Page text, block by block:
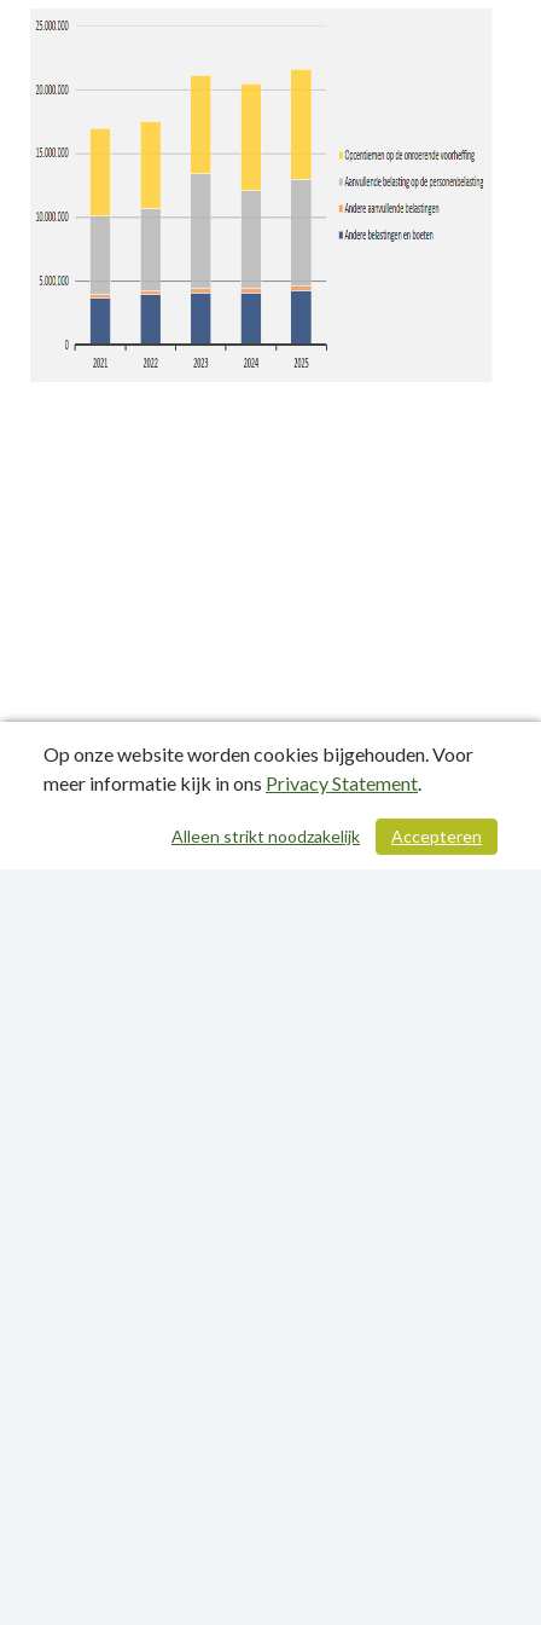
/ 315
Op onze website worden cookies bijgehouden. Voor
meer informatie kijk in ons Privacy Statement.
Accepteren
Alleen strikt noodzakelijk